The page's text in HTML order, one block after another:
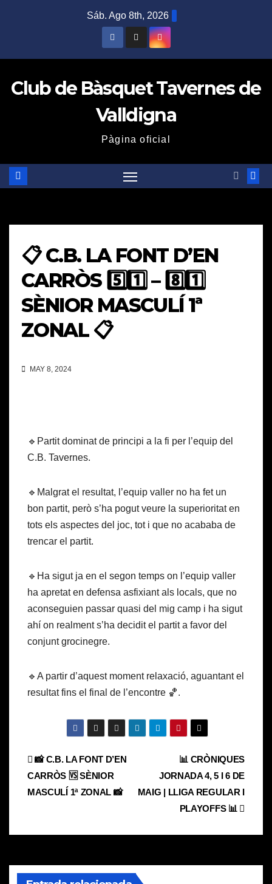
Sáb. Ago 8th, 2026
Club de Bàsquet Tavernes de
Valldigna
Pàgina oficial
📋 C.B. LA FONT D’EN
CARRÒS 5️⃣1️⃣ – 8️⃣1️⃣
SÈNIOR MASCULÍ 1ª
ZONAL 📋
MAY 8, 2024
🔹Partit dominat de principi a la fi per l’equip del
C.B. Tavernes.
🔹Malgrat el resultat, l’equip valler no ha fet un
bon partit, però s’ha pogut veure la superioritat en
tots els aspectes del joc, tot i que no acababa de
trencar el partit.
🔹Ha sigut ja en el segon temps on l’equip valler
ha apretat en defensa asfixiant als locals, que no
aconseguien passar quasi del mig camp i ha sigut
ahí on realment s’ha decidit el partit a favor del
conjunt grocinegre.
🔹A partir d’aquest moment relaxació, aguantant el
resultat fins el final de l’encontre 🏀.
Navegación
de
📊 CRÒNIQUES
JORNADA 4, 5 I 6 DE
MAIG | LLIGA REGULAR I
PLAYOFFS 📊
📸 C.B. LA FONT D’EN
CARRÒS 🆚 SÈNIOR
MASCULÍ 1ª ZONAL 📸